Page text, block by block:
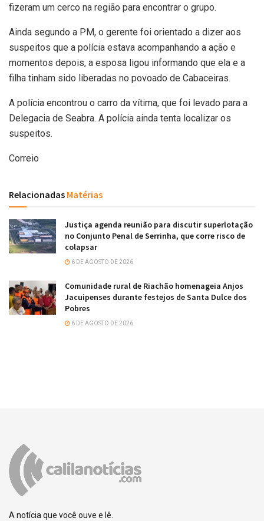
fizeram um cerco na região para encontrar o grupo.
Ainda segundo a PM, o gerente foi orientado a dizer aos
suspeitos que a polícia estava acompanhando a ação e
momentos depois, a esposa ligou informando que ela e a
filha tinham sido liberadas no povoado de Cabaceiras.
A polícia encontrou o carro da vítima, que foi levado para a
Delegacia de Seabra. A polícia ainda tenta localizar os
suspeitos.
Correio
Relacionadas Matérias
Justiça agenda reunião para discutir superlotação
no Conjunto Penal de Serrinha, que corre risco de
colapsar
6 DE AGOSTO DE 2026
Comunidade rural de Riachão homenageia Anjos
Jacuipenses durante festejos de Santa Dulce dos
Pobres
6 DE AGOSTO DE 2026
A notícia que você ouve e lê.